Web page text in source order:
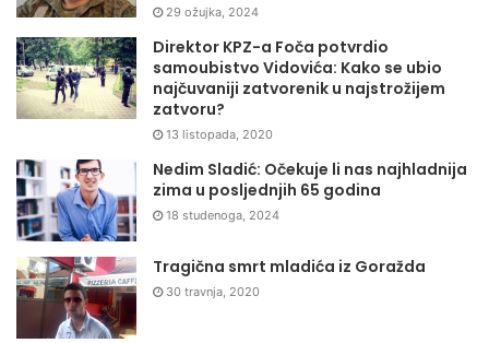
29 ožujka, 2024
Direktor KPZ-a Foča potvrdio
samoubistvo Vidovića: Kako se ubio
najčuvaniji zatvorenik u najstrožijem
zatvoru?
13 listopada, 2020
Nedim Sladić: Očekuje li nas najhladnija
zima u posljednjih 65 godina
18 studenoga, 2024
Tragična smrt mladića iz Goražda
30 travnja, 2020